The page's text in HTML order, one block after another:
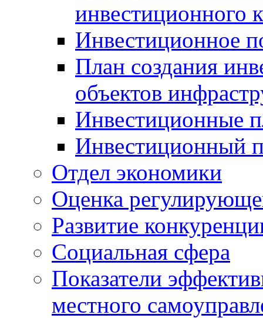
инвестиционного
Инвестиционное
План создания
объектов
Инвестиционные
Инвестиционный
Отдел экономики
Оценка
Развитие
Социальная сфера
Показатели
местного